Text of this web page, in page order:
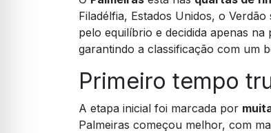
Filadélfia, Estados Unidos, o
pelo equilíbrio e decidida apenas
garantindo a classificação com um
Primeiro tempo
A etapa inicial foi marcada por
Palmeiras começou melhor, com